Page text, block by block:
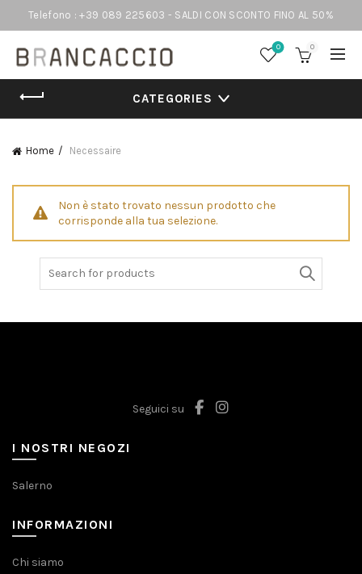
Telefono : +39 089 225603 - SALDI CON SCONTO FINO AL 50%
0 0
CATEGORIES
Home Necessaire
Non è stato trovato nessun prodotto che
corrisponde alla tua selezione.
Seguici su
I NOSTRI NEGOZI
Salerno
INFORMAZIONI
Chi siamo